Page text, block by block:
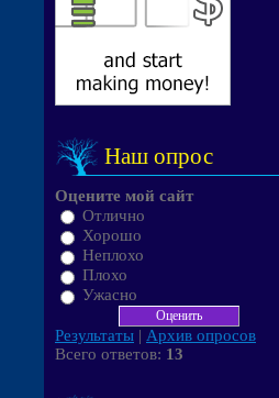
Наш опрос
Оцените мой сайт
Отлично
Хорошо
Неплохо
Плохо
Ужасно
Результаты | Архив опросов
Всего ответов: 13